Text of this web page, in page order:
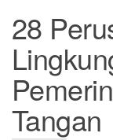
28
Tangan